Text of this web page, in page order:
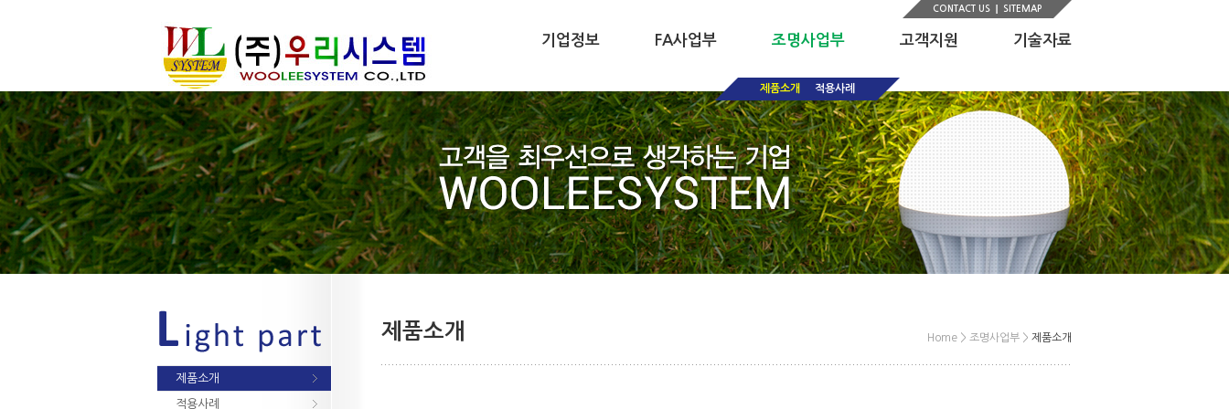
CONTACT US SITEMAP
기업정보 FA사업부 조명사업부
제품소개 적용사례
고객지원 기술자료
제품소개
적용사례
제품소개 Home > 조명사업부 > 제품소개